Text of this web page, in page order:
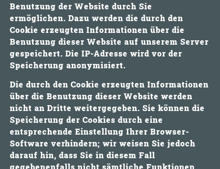
Benutzung der Website durch Sie
ermöglichen. Dazu werden die durch den
Cookie erzeugten Informationen über die
Benutzung dieser Website auf unserem Server
gespeichert. Die IP-Adresse wird vor der
Speicherung anonymisiert.
Die durch den Cookie erzeugten Informationen
über die Benutzung dieser Website werden
nicht an Dritte weitergegeben. Sie können die
Speicherung der Cookies durch eine
entsprechende Einstellung Ihrer Browser-
Software verhindern; wir weisen Sie jedoch
darauf hin, dass Sie in diesem Fall
gegebenenfalls nicht sämtliche Funktionen